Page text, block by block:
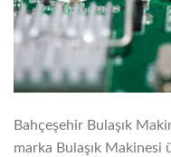
Bahçeşehir Bulaşık
marka Bulaşık